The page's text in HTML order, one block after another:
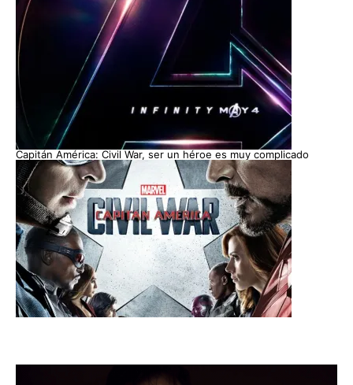
Capitán América: Civil War, ser un héroe es muy complicado